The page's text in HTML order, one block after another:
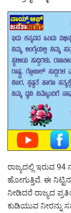
ರಾಜ್ಯದಲ್ಲಿ ಇರುವ
ಹೋಗುತ್ತಿವೆ. ಈ
ನೀಡಿದರೆ ರಾಜ್ಯದ
ಕುಡಿಯುವ ನೀರನ್ನು